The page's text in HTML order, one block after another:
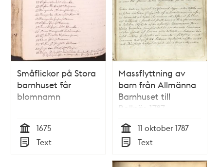
Småflickor på Stora
barnhuset får
blomnamn
Tid
1675
Typ
Text
Massflyttning av
barn från Allmänna
Barnhuset till
Bollnäs 1787
Tid
11 oktober 1787
Typ
Text